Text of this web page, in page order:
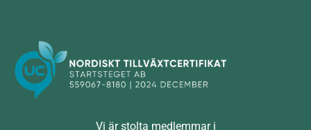
Vi är stolta medlemmar i